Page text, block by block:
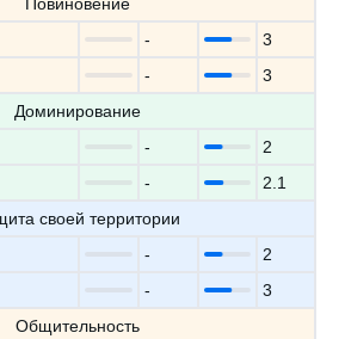
-
3
-
3
Доминирование
-
2
-
2.1
своей территории
-
2
-
3
Общительность